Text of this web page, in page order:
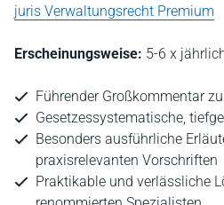
juris Verwaltungsrecht Premium
Erscheinungsweise: 5-6 x
Führender Großkommentar
Gesetzessystematische,
Besonders ausführliche
praxisrelevanten Vorschriften
Praktikable und verlässliche